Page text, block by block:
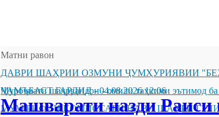
Матни равон
ДАВРИ ШАҲРИИ ОЗМУНИ ҶУМҲУРИЯВИИ
ҶАМЪБАСТ ГАРДИД-04.08.2026 12:06
Муроҷиати шаҳрвандон - омили таҳкими эътимод
МУАРРИФИИ КОМИССАРИ НАВИ ШАҲРИ
Машварати назди